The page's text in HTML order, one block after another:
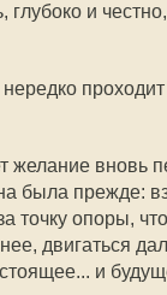
глубоко и
желание вновь
была прежде:
точку опоры,
двигаться
и